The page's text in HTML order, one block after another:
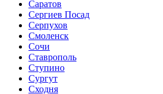
Саратов
Сергиев Посад
Серпухов
Смоленск
Сочи
Ставрополь
Ступино
Сургут
Сходня